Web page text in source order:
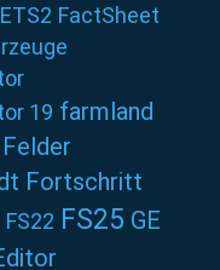
ETS2 FactSheet
19 farmland
Felder
Fortschritt
FS22 FS25 GE